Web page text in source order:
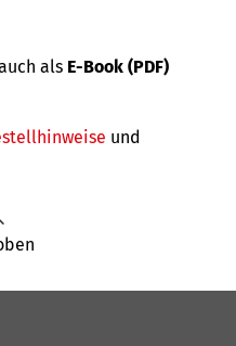
als E-Book (PDF)
und